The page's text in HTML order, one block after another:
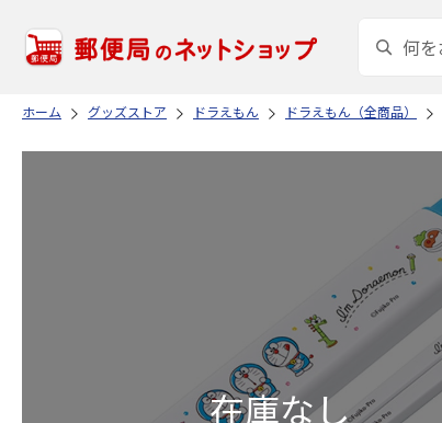
ホーム グッズストア ドラえもん ドラえもん（全商品）